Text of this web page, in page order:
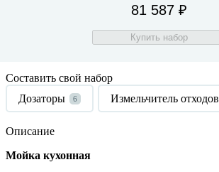
81 587 ₽
Купить набор
Составить свой набор
Дозаторы
6 Измельчитель отходов
Описание
Мойка кухонная